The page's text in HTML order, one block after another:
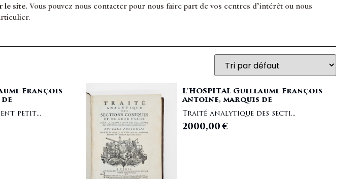
le site. Vous pouvez nous contacter pour nous faire part de vos centres d’intérêt ou nous
François
petit...
L'HOSPITAL Guillaume François
Antoine, marquis de
Traité analytique des secti...
2000,00€